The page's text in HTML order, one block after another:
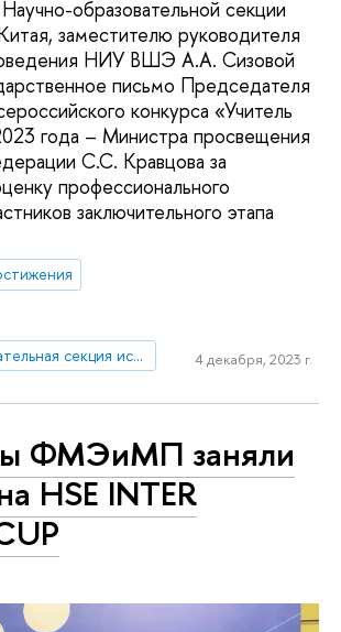
образовательной секции
заместителю руководителя
НИУ ВШЭ А.А. Сизовой
письмо Председателя
конкурса «Учитель
года – Министра просвещения
С.С. Кравцова за
профессионального
заключительного этапа
Научно-образовательная секция исследований Китая
4 декабря, 2023 г.
ФМЭиМП заняли
HSE INTER